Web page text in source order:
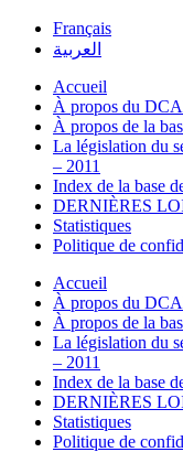
Français
العربية
Accueil
À propos du
À propos de la
La législation du
– 2011
Index de la base
DERNIÈRES
Statistiques
Politique de
Accueil
À propos du
À propos de la
La législation du
– 2011
Index de la base
DERNIÈRES
Statistiques
Politique de